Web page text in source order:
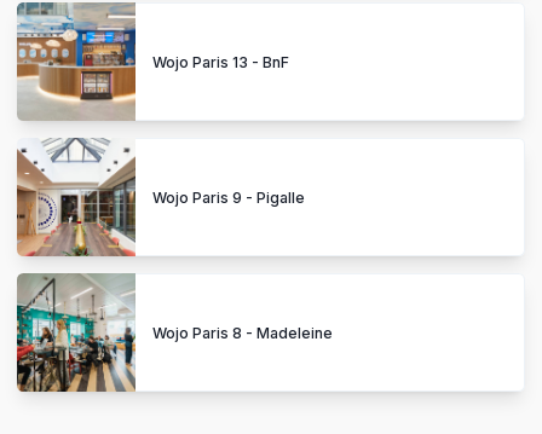
Wojo Paris 13 - BnF
Wojo Paris 9 - Pigalle
Wojo Paris 8 - Madeleine